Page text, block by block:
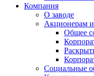
Компания
О заводе
Акционерам
Общее
Социальные